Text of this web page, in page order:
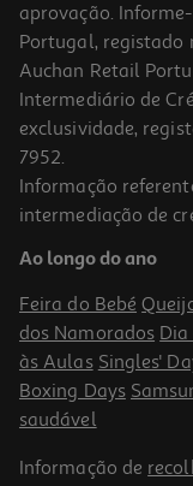
aprovação.
Portugal, registado
Auchan Retail
Intermediário de
exclusividade,
7952.
Informação
intermediação de
Ao longo do ano
Feira do Bebé
dos Namorados Dia
às Aulas Singles'
Boxing Days
saudável
Informação de